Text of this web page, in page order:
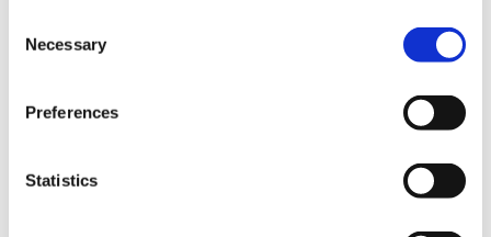
Selection
Necessary
Preferences
Statistics
SAMSON MATERIALS HANDLING